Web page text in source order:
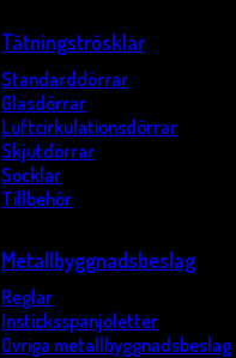
Tätningströsklar
Standarddörrar
Glasdörrar
Luftcirkulationsdörrar
Skjutdörrar
Socklar
Tillbehör
Metallbyggnadsbeslag
Reglar
Insticksspanjoletter
Övriga metallbyggnadsbeslag